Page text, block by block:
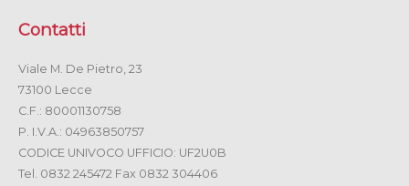
Contatti
Viale M. De Pietro, 23
73100 Lecce
C.F.: 80001130758
P. I.V.A.: 04963850757
CODICE UNIVOCO UFFICIO: UF2U0B
Tel. 0832 245472 Fax 0832 304406